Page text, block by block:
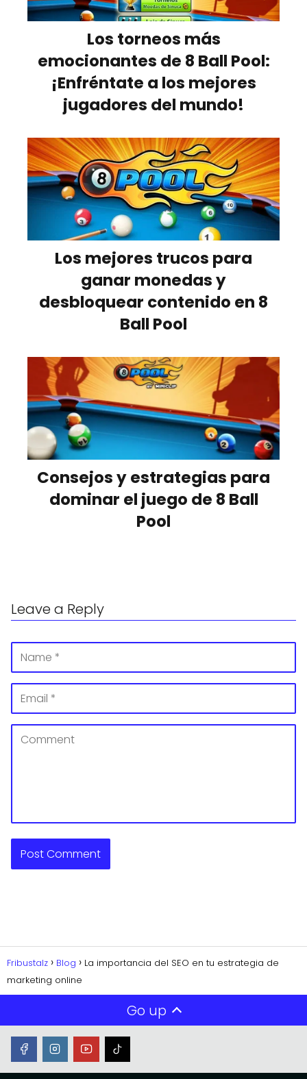
Los torneos más
emocionantes de 8 Ball Pool:
¡Enfréntate a los mejores
jugadores del mundo!
Los mejores trucos para
ganar monedas y
desbloquear contenido en 8
Ball Pool
Consejos y estrategias para
dominar el juego de 8 Ball
Pool
Leave a Reply
Fribustalz Blog
La importancia del SEO en tu estrategia de
marketing online
Go up